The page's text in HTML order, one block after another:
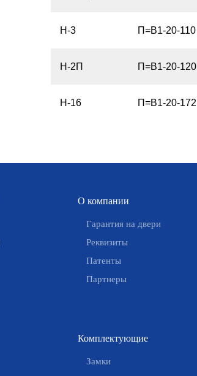
Н-3 П=В1-20-110
Н-2П П=В1-20-120
Н-16 П=В1-20-172
О компании
Гарантия на двери
Реквизиты
Патенты
Партнеры
Комплектующие
Замки